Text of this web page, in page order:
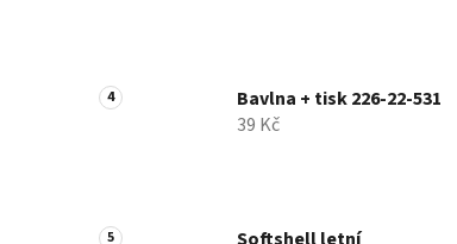
Bavlna + tisk 226-22-531
39 Kč